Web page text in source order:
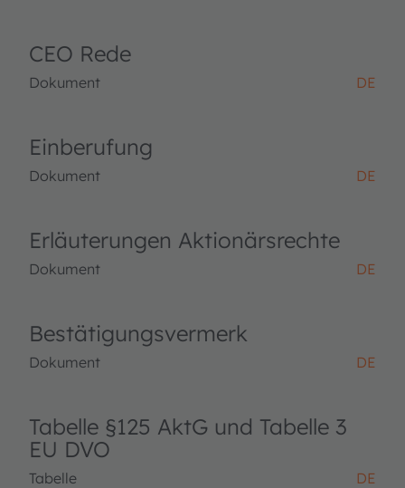
CEO Rede
Dokument DE
Einberufung
Dokument DE
Erläuterungen Aktionärsrechte
Dokument DE
Bestätigungsvermerk
Dokument DE
Tabelle §125 AktG und Tabelle 3
EU DVO
Tabelle DE